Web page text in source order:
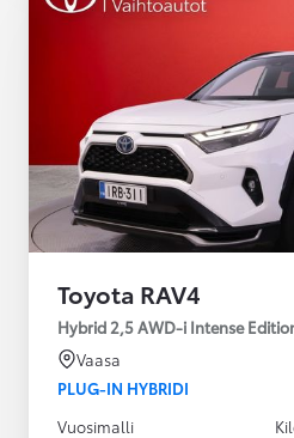
Toyota RAV4
Hybrid 2,5 AWD-i Intense
Vaasa
PLUG-IN HYBRIDI
Vuosimalli